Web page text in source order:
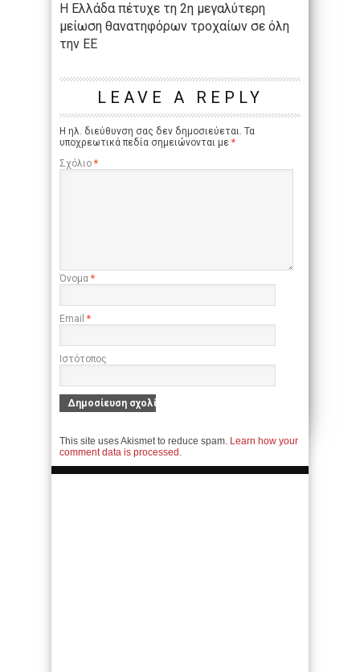
Η Ελλάδα πέτυχε τη 2η μεγαλύτερη
μείωση θανατηφόρων τροχαίων σε όλη
την ΕΕ
LEAVE A REPLY
Η ηλ. διεύθυνση σας δεν δημοσιεύεται. Τα
υποχρεωτικά πεδία σημειώνονται με *
Σχόλιο *
Όνομα *
Email *
Ιστότοπος
This site uses Akismet to reduce spam. Learn how your
comment data is processed.